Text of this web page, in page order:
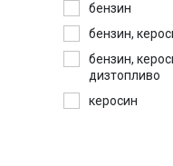
бензин
бензин,
бензин,
дизтопливо
керосин